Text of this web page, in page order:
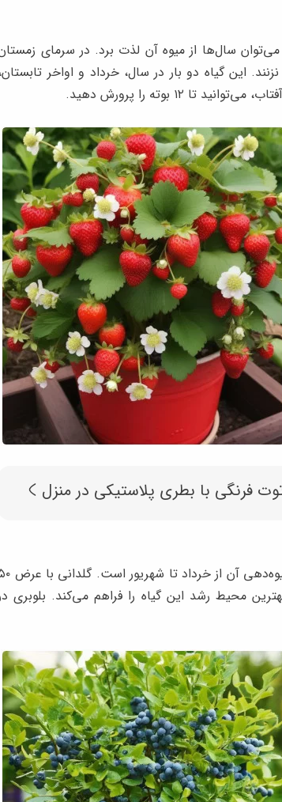
سال‌ها از میوه آن لذت برد. در سرمای
این گیاه دو بار در سال، خرداد و اواخر
فرنگی با بطری پلاستیکی در منزل
برای برداشت خوب بلوبری به دو بوته نیاز دارید و زمان
بهترین محیط رشد این گیاه را فراهم می‌کند. بلوبری